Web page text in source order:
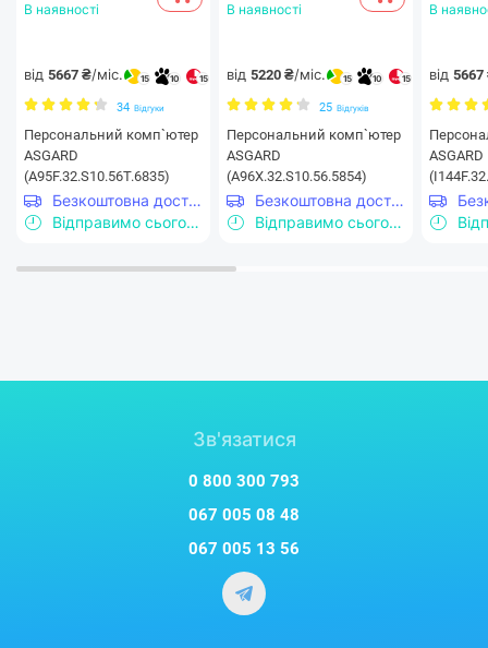
В наявності
від 5667 ₴/міс. 15 10 15
34 Відгуки
Персональний комп`ютер
ASGARD
(A95F.32.S10.56T.6835)
Безкоштовна доставка
Відправимо сьогодні
В наявності
від 5220 ₴/міс. 15 10 15
25 Відгуків
Персональний комп`ютер
ASGARD
(A96X.32.S10.56.5854)
Безкоштовна доставка
Відправимо сьогодні
В
від 5667
ASGARD
Зв'язатися
0 800 300 793
067 005 08 48
067 005 13 56